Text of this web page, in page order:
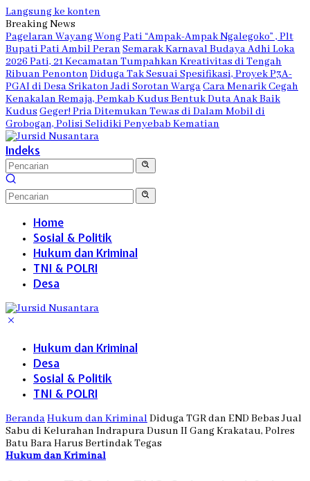
Langsung ke konten
Breaking News
Pagelaran Wayang Wong Pati “Ampak-Ampak Ngalegoko” , Plt
Bupati Pati Ambil Peran Semarak Karnaval Budaya Adhi Loka
2026 Pati, 21 Kecamatan Tumpahkan Kreativitas di Tengah
Ribuan Penonton Diduga Tak Sesuai Spesifikasi, Proyek P3A-
PGAI di Desa Srikaton Jadi Sorotan WargaCara Menarik Cegah
Kenakalan Remaja, Pemkab Kudus Bentuk Duta Anak Baik
Kudus Geger! Pria Ditemukan Tewas di Dalam Mobil di
Grobogan, Polisi Selidiki Penyebab Kematian
Indeks
Home
Sosial & Politik
Hukum dan Kriminal
TNI & POLRI
Desa
Hukum dan Kriminal
Desa
Sosial & Politik
TNI & POLRI
BerandaHukum dan KriminalDiduga TGR dan END Bebas Jual
Sabu di Kelurahan Indrapura Dusun II Gang Krakatau, Polres
Batu Bara Harus Bertindak Tegas
Hukum dan Kriminal